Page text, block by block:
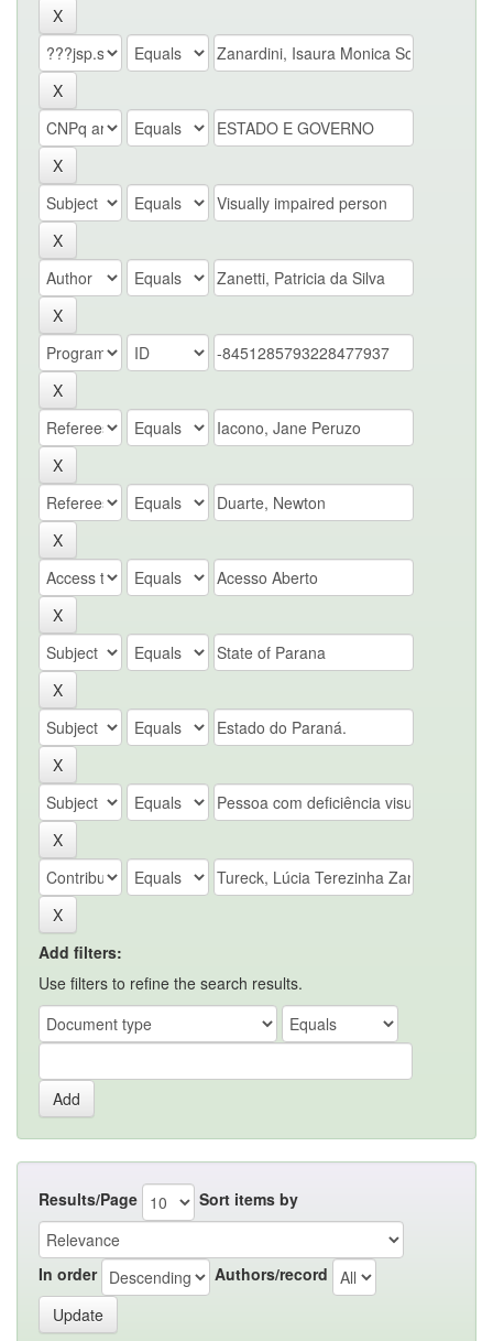
Add filters:
Use filters to refine the search results.
Results/Page Sort items by
In order Authors/record